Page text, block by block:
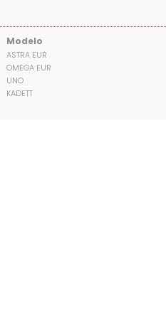
Modelo
ASTRA EUR
OMEGA EUR
UNO
KADETT